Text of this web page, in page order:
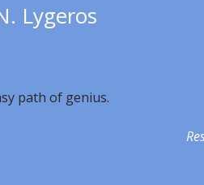
Lygeros
path of genius.